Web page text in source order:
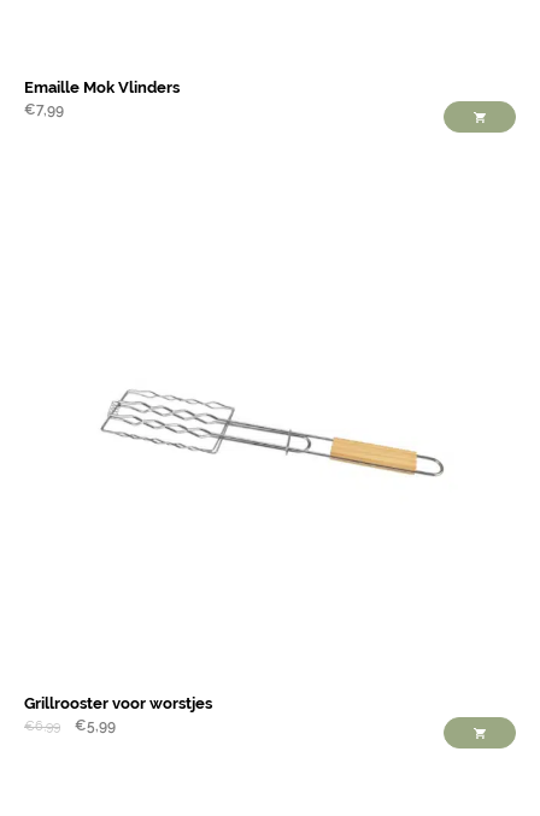
Emaille Mok Vlinders
€7,99
Grillrooster voor worstjes
€6,99 €5,99